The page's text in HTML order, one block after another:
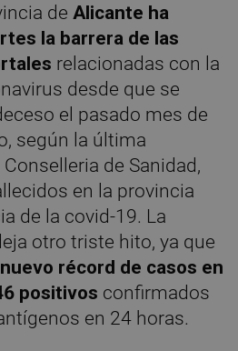
de Alicante ha
la barrera de las
relacionadas con la
desde que se
el pasado mes de
según la última
de Sanidad,
en la provincia
de la covid-19. La
otro triste hito, ya que
nuevo récord de casos en
positivos confirmados
en 24 horas.